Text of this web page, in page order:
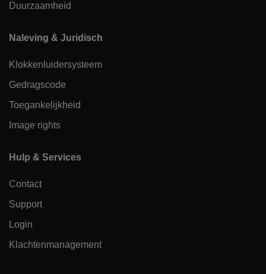
Duurzaamheid
Naleving & Juridisch
Klokkenluidersysteem
Gedragscode
Toegankelijkheid
Image rights
Hulp & Services
Contact
Support
Login
Klachtenmanagement